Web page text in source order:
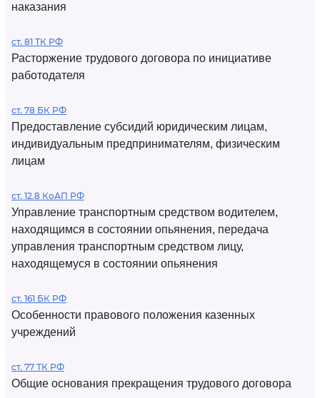
наказания
ст. 81 ТК РФ
Расторжение трудового договора по инициативе
работодателя
ст. 78 БК РФ
Предоставление субсидий юридическим лицам,
индивидуальным предпринимателям, физическим
лицам
ст. 12.8 КоАП РФ
Управление транспортным средством водителем,
находящимся в состоянии опьянения, передача
управления транспортным средством лицу,
находящемуся в состоянии опьянения
ст. 161 БК РФ
Особенности правового положения казенных
учреждений
ст. 77 ТК РФ
Общие основания прекращения трудового договора